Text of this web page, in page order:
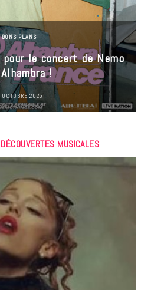
BONS PLANS
le concert de Nemo
!
OCTOBRE 2025
MUSICALES